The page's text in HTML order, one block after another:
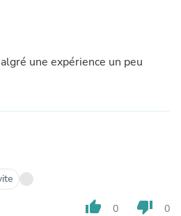
une expérience un peu
thumb_up 0 thumb_down 0